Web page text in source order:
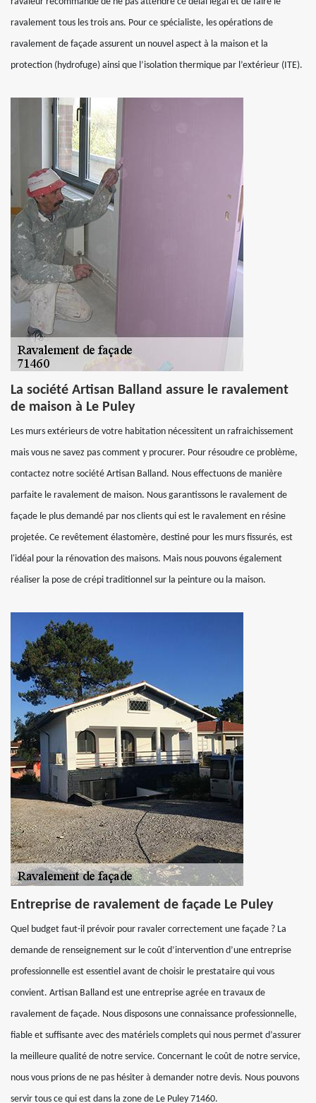
ravalement tous les trois ans. Pour ce spécialiste, les opérations de
ravalement de façade assurent un nouvel aspect à la maison et la
protection (hydrofuge) ainsi que l’isolation thermique par l’extérieur (ITE).
La société Artisan Balland assure le ravalement
de maison à Le Puley
Les murs extérieurs de votre habitation nécessitent un rafraichissement
mais vous ne savez pas comment y procurer. Pour résoudre ce problème,
contactez notre société Artisan Balland. Nous effectuons de manière
parfaite le ravalement de maison. Nous garantissons le ravalement de
façade le plus demandé par nos clients qui est le ravalement en résine
projetée. Ce revêtement élastomère, destiné pour les murs fissurés, est
l'idéal pour la rénovation des maisons. Mais nous pouvons également
réaliser la pose de crépi traditionnel sur la peinture ou la maison.
Entreprise de ravalement de façade Le Puley
Quel budget faut-il prévoir pour ravaler correctement une façade ? La
demande de renseignement sur le coût d’intervention d’une entreprise
professionnelle est essentiel avant de choisir le prestataire qui vous
convient. Artisan Balland est une entreprise agrée en travaux de
ravalement de façade. Nous disposons une connaissance professionnelle,
fiable et suffisante avec des matériels complets qui nous permet d’assurer
la meilleure qualité de notre service. Concernant le coût de notre service,
nous vous prions de ne pas hésiter à demander notre devis. Nous pouvons
servir tous ce qui est dans la zone de Le Puley 71460.